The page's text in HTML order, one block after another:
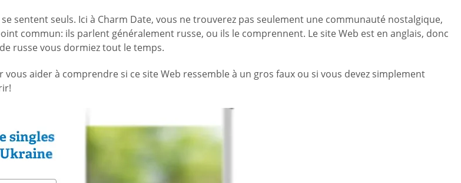
sentent seuls. Ici à Charm Date, vous ne trouverez pas seulement une communauté nostalgique,
commun: ils parlent généralement russe, ou ils le comprennent. Le site Web est en anglais, donc
russe vous dormiez tout le temps.
aider à comprendre si ce site Web ressemble à un gros faux ou si vous devez simplement